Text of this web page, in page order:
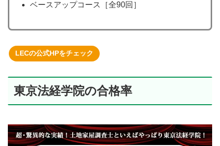
ベースアップコース［全90回］
LECの公式HPをチェック
東京法経学院の合格率